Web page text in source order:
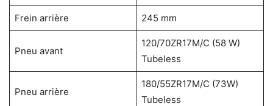
Frein arrière 245 mm
Pneu avant
120/70ZR17M/C (58 W)
Tubeless
Pneu arrière
180/55ZR17M/C (73W)
Tubeless